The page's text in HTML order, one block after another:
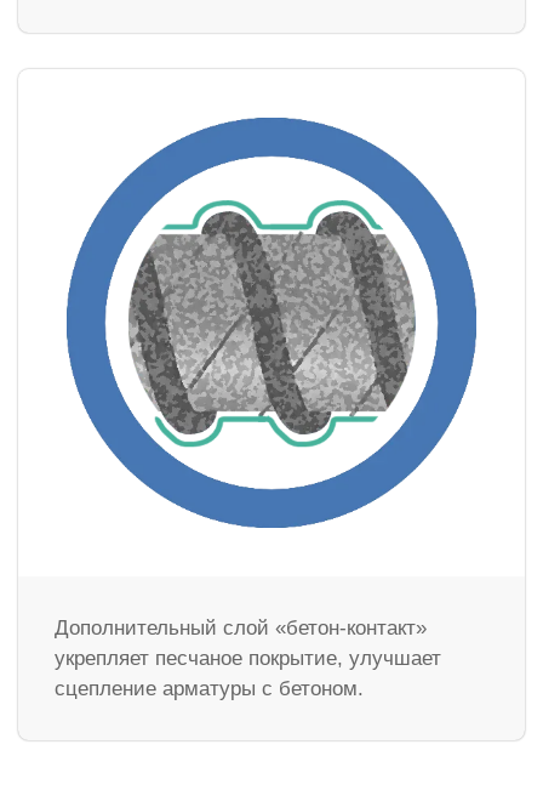
Дополнительный слой «бетон-контакт»
укрепляет песчаное покрытие, улучшает
сцепление арматуры с бетоном.